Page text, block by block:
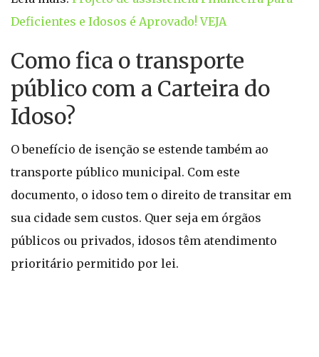
Deficientes e Idosos é Aprovado! VEJA
Como fica o transporte
público com a Carteira do
Idoso?
O benefício de isenção se estende também ao
transporte público municipal. Com este
documento, o idoso tem o direito de transitar em
sua cidade sem custos. Quer seja em órgãos
públicos ou privados, idosos têm atendimento
prioritário permitido por lei.